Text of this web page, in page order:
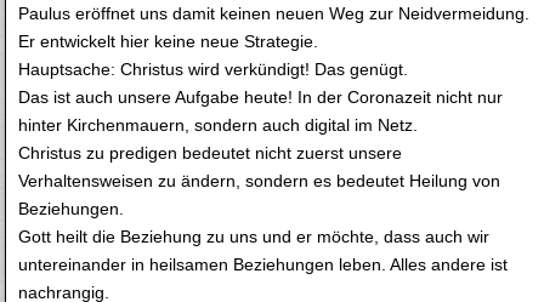
Paulus eröffnet uns damit keinen neuen Weg zur Neidvermeidung.
Er entwickelt hier keine neue Strategie.
Hauptsache: Christus wird verkündigt! Das genügt.
Das ist auch unsere Aufgabe heute! In der Coronazeit nicht nur
hinter Kirchenmauern, sondern auch digital im Netz.
Christus zu predigen bedeutet nicht zuerst unsere
Verhaltensweisen zu ändern, sondern es bedeutet Heilung von
Beziehungen.
Gott heilt die Beziehung zu uns und er möchte, dass auch wir
untereinander in heilsamen Beziehungen leben. Alles andere ist
nachrangig.